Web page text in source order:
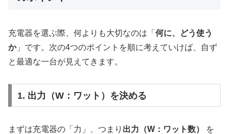
充電器を選ぶ際、何よりも大切なのは「 何に、どう使う
か」です。次の4つのポイントを順に考えていけば、自ず
と最適な一台が見えてきます。
1. 出力（W：ワット）を決める
まずは充電器の「力」、つまり 出力（W：ワット数）
を